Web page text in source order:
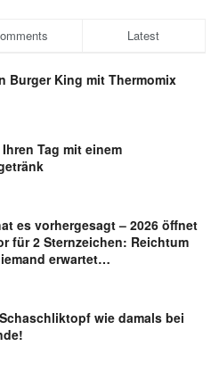
Latest
Burger King mit Thermomix
Tag mit einem
es vorhergesagt – 2026 öffnet
für 2 Sternzeichen: Reichtum
erwartet…
wie damals bei